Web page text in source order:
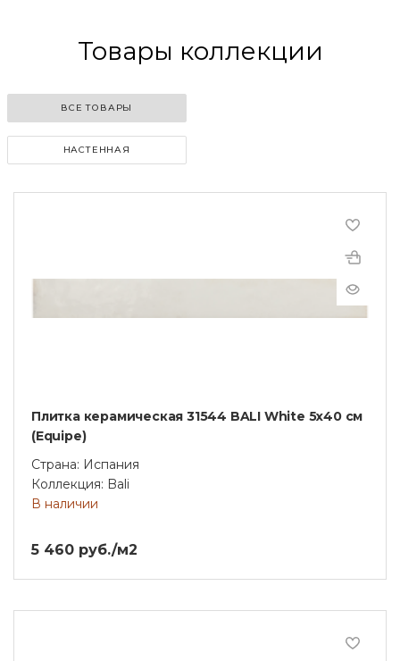
Товары коллекции
ВСЕ ТОВАРЫ
НАСТЕННАЯ
Плитка керамическая 31544 BALI White 5х40 см
(Equipe)
Страна: Испания
Коллекция: Bali
В наличии
5 460 руб./м2